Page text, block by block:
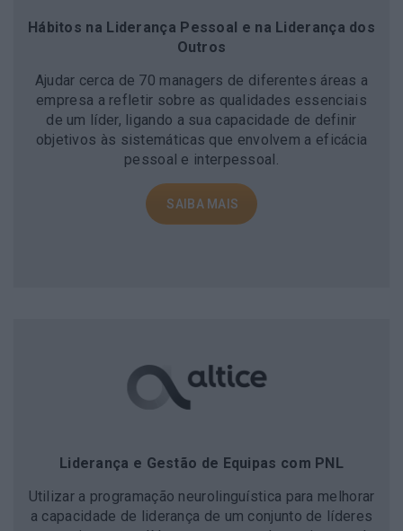
Hábitos na Liderança Pessoal e na Liderança dos
Outros
Ajudar cerca de 70 managers de diferentes áreas a
empresa a refletir sobre as qualidades essenciais
de um líder, ligando a sua capacidade de definir
objetivos às sistemáticas que envolvem a eficácia
pessoal e interpessoal.
Liderança e Gestão de Equipas com PNL
Utilizar a programação neurolinguística para melhorar
a capacidade de liderança de um conjunto de líderes